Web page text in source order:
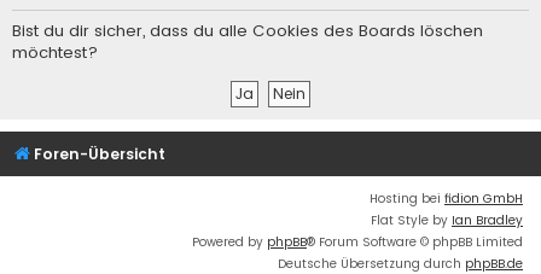
Bist du dir sicher, dass du alle Cookies des Boards löschen
möchtest?
Foren-Übersicht
Hosting bei fidion GmbH
Flat Style by Ian Bradley
Powered by phpBB® Forum Software © phpBB Limited
Deutsche Übersetzung durch phpBB.de